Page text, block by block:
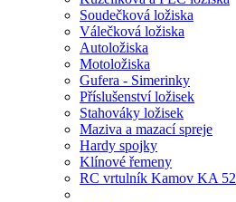
Soudečková ložiska
Válečková ložiska
Autoložiska
Motoložiska
Gufera - Simerinky
Příslušenství ložisek
Stahováky ložisek
Maziva a mazací spreje
Hardy spojky
Klínové řemeny
RC vrtulník Kamov KA 52